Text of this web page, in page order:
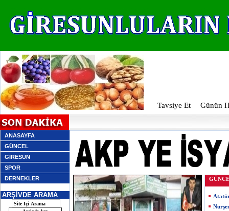
Tavsiye Et Günün
ANASAYFA
GÜNCEL
GİRESUN
SPOR
DERNEKLER
ARŞİVDE ARAMA